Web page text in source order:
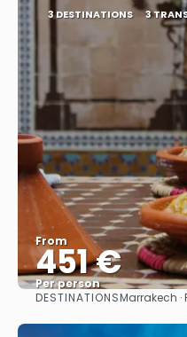
3 DESTINATIONS 3
From
451 €
Per person
DESTINATIONSMarrakech ·